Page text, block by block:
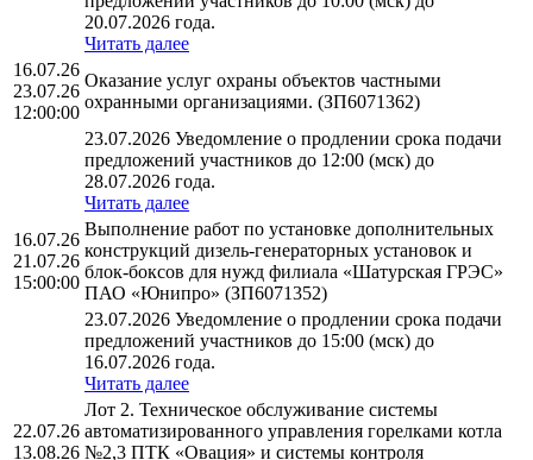
20.07.2026 года.
Читать далее
16.07.26
23.07.26
12:00:00
Оказание услуг охраны объектов частными
охранными организациями. (ЗП6071362)
23.07.2026 Уведомление о продлении срока подачи
предложений участников до 12:00 (мск) до
28.07.2026 года.
Читать далее
16.07.26
21.07.26
15:00:00
Выполнение работ по установке дополнительных
конструкций дизель-генераторных установок и
блок-боксов для нужд филиала «Шатурская ГРЭС»
ПАО «Юнипро» (ЗП6071352)
23.07.2026 Уведомление о продлении срока подачи
предложений участников до 15:00 (мск) до
16.07.2026 года.
Читать далее
22.07.26
13.08.26
Лот 2. Техническое обслуживание системы
автоматизированного управления горелками котла
№2,3 ПТК «Овация» и системы контроля